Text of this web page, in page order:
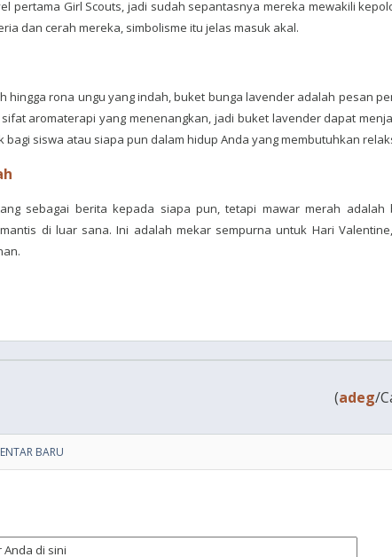
pertama Girl Scouts, jadi sudah sepantasnya mereka mewakili
dan cerah mereka, simbolisme itu jelas masuk akal.
hingga rona ungu yang indah, buket bunga lavender adalah pesan
aromaterapi yang menenangkan, jadi buket lavender dapat
bagi siswa atau siapa pun dalam hidup Anda yang membutuhkan
sebagai berita kepada siapa pun, tetapi mawar merah adalah
di luar sana. Ini adalah mekar sempurna untuk Hari
(adeg/
BARU